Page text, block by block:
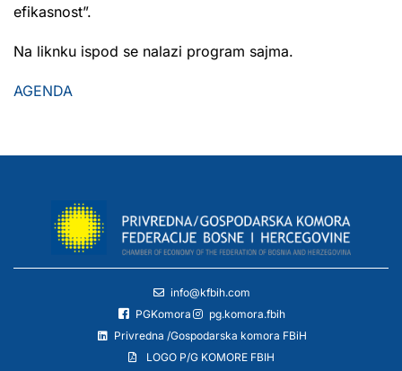
efikasnost”.
Na liknku ispod se nalazi program sajma.
AGENDA
info@kfbih.com
PGKomora
pg.komora.fbih
Privredna /Gospodarska komora FBiH
LOGO P/G KOMORE FBIH